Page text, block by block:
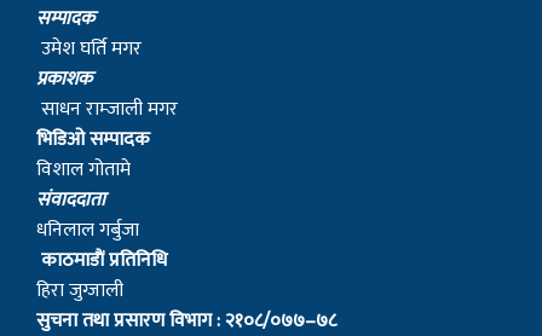
सम्पादक
उमेश घर्ति मगर
प्रकाशक
साधन राम्जाली मगर
भिडिओ सम्पादक
विशाल गोतामे
स‌ंवाददाता
धनिलाल गर्बुजा
काठमाडाैं प्रतिनिधि
हिरा जुग्जाली
सुचना तथा प्रसारण विभाग : २१०८/०७७–७८